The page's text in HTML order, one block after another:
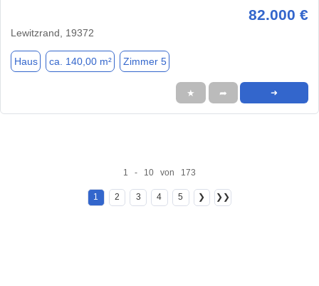
82.000 €
Lewitzrand, 19372
Haus ca. 140,00 m² Zimmer 5
★ ➦ ➜
1 - 10 von 173
1 2 3 4 5 ❯ ❯❯